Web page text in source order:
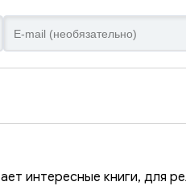
интересные книги, для